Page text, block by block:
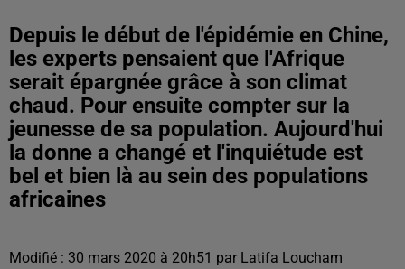
Depuis le début de l'épidémie en Chine,
les experts pensaient que l'Afrique
serait épargnée grâce à son climat
chaud. Pour ensuite compter sur la
jeunesse de sa population. Aujourd'hui
la donne a changé et l'inquiétude est
bel et bien là au sein des populations
africaines
Modifié : 30 mars 2020 à 20h51 par Latifa Loucham